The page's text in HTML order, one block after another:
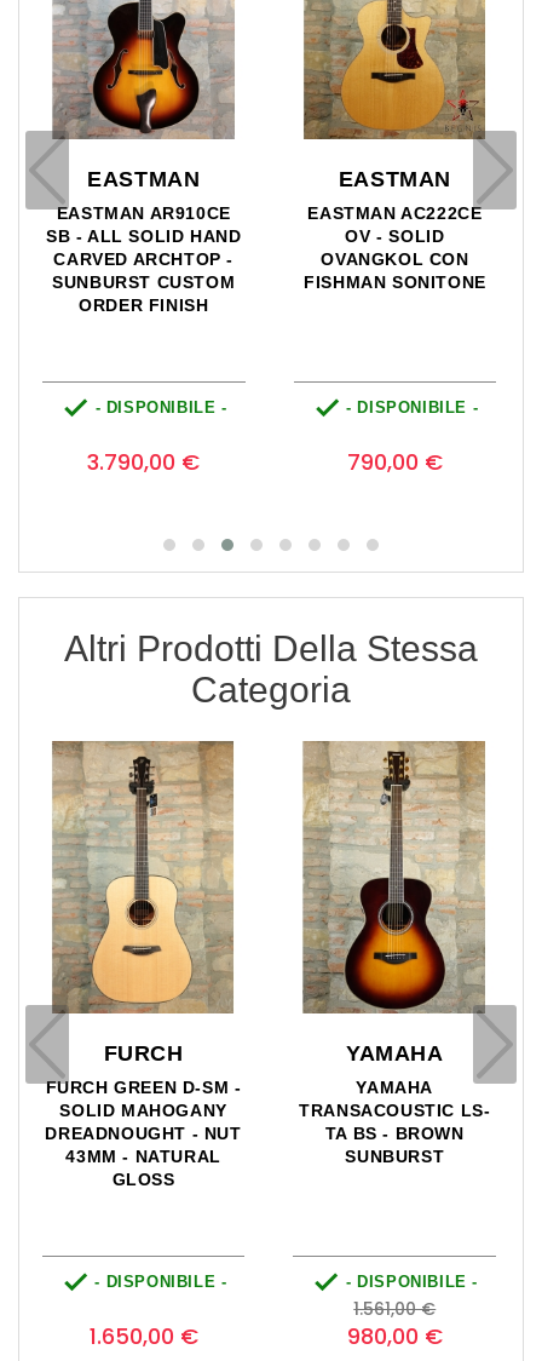
EASTMAN
EASTMAN AR910CE
SB - ALL SOLID HAND
CARVED ARCHTOP -
SUNBURST CUSTOM
ORDER FINISH
 - DISPONIBILE -
3.790,00 €
EASTMAN
EASTMAN AC222CE
OV - SOLID
OVANGKOL CON
FISHMAN SONITONE
 - DISPONIBILE -
790,00 €
Altri Prodotti Della Stessa
Categoria
FURCH
FURCH GREEN D-SM -
SOLID MAHOGANY
DREADNOUGHT - NUT
43MM - NATURAL
GLOSS
 - DISPONIBILE -
1.650,00 €
YAMAHA
YAMAHA
TRANSACOUSTIC LS-
TA BS - BROWN
SUNBURST
 - DISPONIBILE -
Prezzo
base
1.561,00 €Prezzo
980,00 €